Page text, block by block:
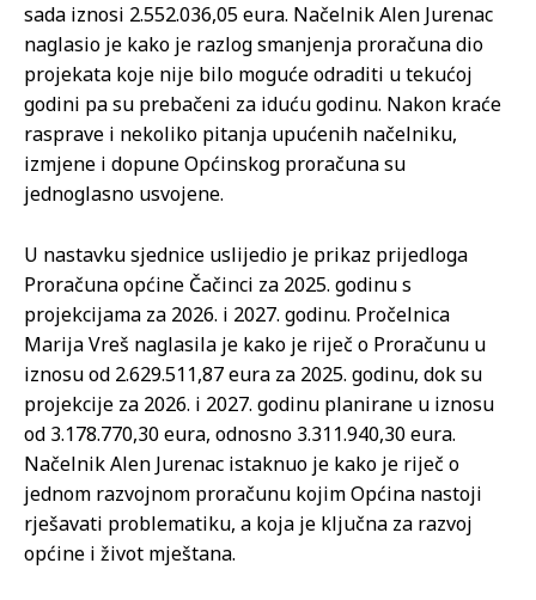
sada iznosi 2.552.036,05 eura. Načelnik Alen Jurenac
naglasio je kako je razlog smanjenja proračuna dio
projekata koje nije bilo moguće odraditi u tekućoj
godini pa su prebačeni za iduću godinu. Nakon kraće
rasprave i nekoliko pitanja upućenih načelniku,
izmjene i dopune Općinskog proračuna su
jednoglasno usvojene.
U nastavku sjednice uslijedio je prikaz prijedloga
Proračuna općine Čačinci za 2025. godinu s
projekcijama za 2026. i 2027. godinu. Pročelnica
Marija Vreš naglasila je kako je riječ o Proračunu u
iznosu od 2.629.511,87 eura za 2025. godinu, dok su
projekcije za 2026. i 2027. godinu planirane u iznosu
od 3.178.770,30 eura, odnosno 3.311.940,30 eura.
Načelnik Alen Jurenac istaknuo je kako je riječ o
jednom razvojnom proračunu kojim Općina nastoji
rješavati problematiku, a koja je ključna za razvoj
općine i život mještana.